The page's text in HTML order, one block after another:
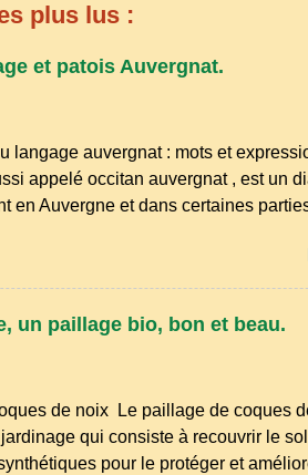
plus lus :
et patois Auvergnat.
langage auvergnat : mots et
appelé occitan auvergnat , est un
en Auvergne et dans certaines
de locuteurs ait diminué au fil
et en traditions. Par exemple,
de la langue d’ Auvergne
un paillage bio, bon et beau.
de noix Le paillage de coques
qui consiste à recouvrir le
pour le protéger et